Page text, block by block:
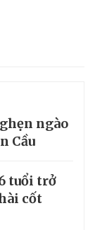
ngào
Cầu
tuổi trở
cốt